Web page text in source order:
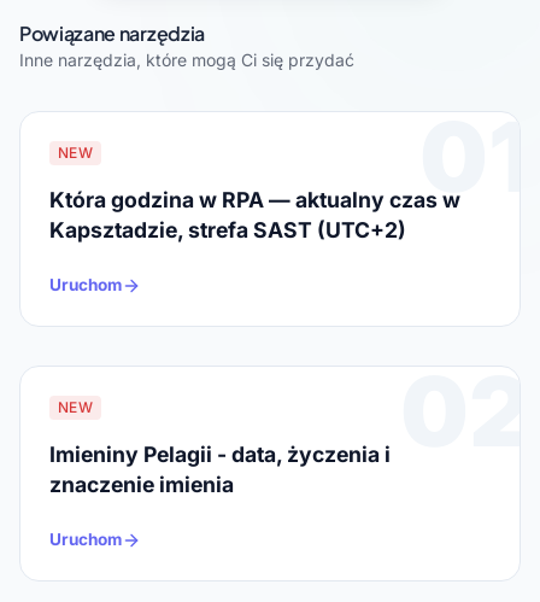
Powiązane narzędzia
Inne narzędzia, które mogą Ci się przydać
01
NEW
Która godzina w RPA — aktualny czas w
Kapsztadzie, strefa SAST (UTC+2)
Uruchom
02
NEW
Imieniny Pelagii - data, życzenia i
znaczenie imienia
Uruchom